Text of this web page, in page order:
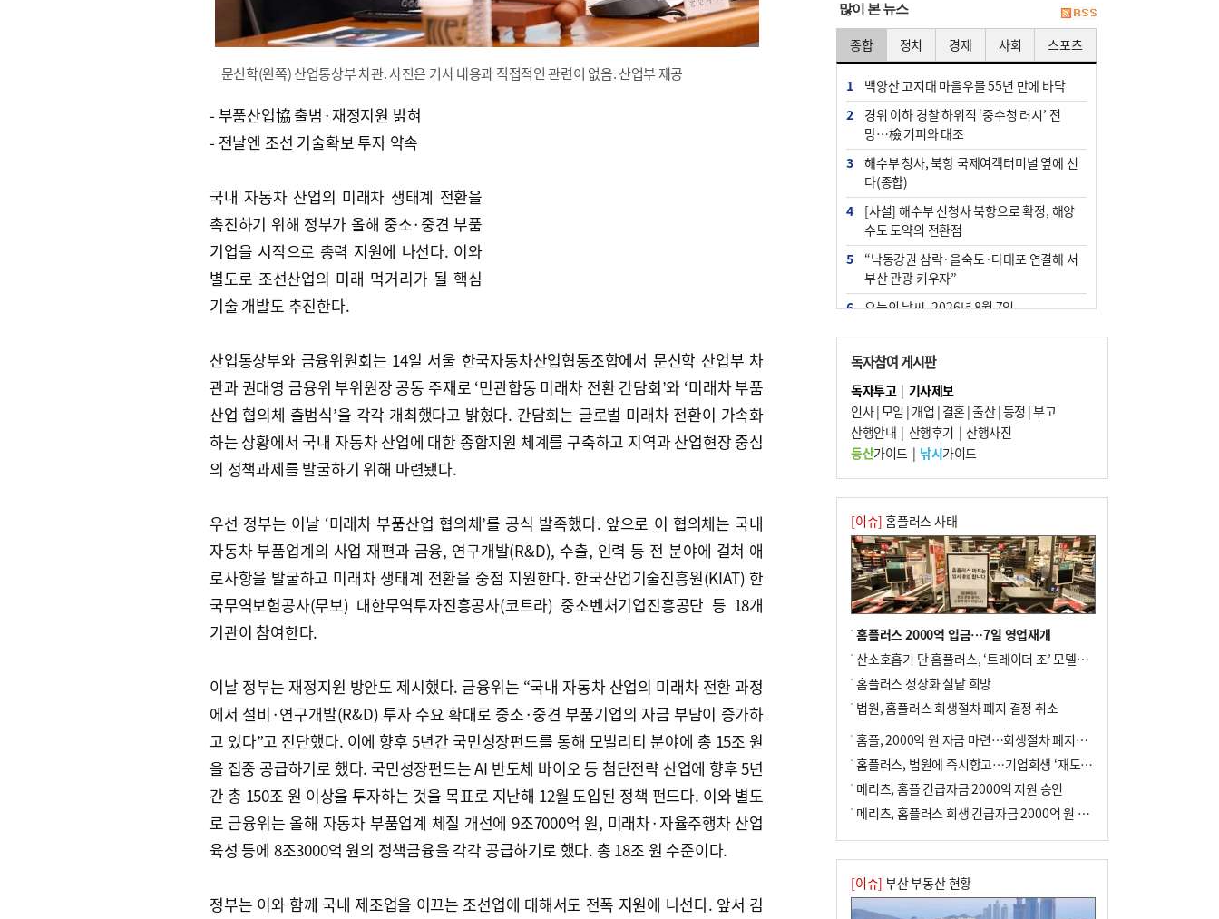
문신학(왼쪽) 산업통상부 차관. 사진은 기사 내용과 직접적인 관련이 없음. 산업부 제공
- 부품산업協 출범·재정지원 밝혀
- 전날엔 조선 기술확보 투자 약속
국내 자동차 산업의 미래차 생태계 전환을
촉진하기 위해 정부가 올해 중소·중견 부품
기업을 시작으로 총력 지원에 나선다. 이와
별도로 조선산업의 미래 먹거리가 될 핵심
기술 개발도 추진한다.
산업통상부와 금융위원회는 14일 서울 한국자동차산업협동조합에서 문신학 산업부 차
관과 권대영 금융위 부위원장 공동 주재로 ‘민관합동 미래차 전환 간담회’와 ‘미래차 부품
산업 협의체 출범식’을 각각 개최했다고 밝혔다. 간담회는 글로벌 미래차 전환이 가속화
하는 상황에서 국내 자동차 산업에 대한 종합지원 체계를 구축하고 지역과 산업현장 중심
의 정책과제를 발굴하기 위해 마련됐다.
우선 정부는 이날 ‘미래차 부품산업 협의체’를 공식 발족했다. 앞으로 이 협의체는 국내
자동차 부품업계의 사업 재편과 금융, 연구개발(R&D), 수출, 인력 등 전 분야에 걸쳐 애
로사항을 발굴하고 미래차 생태계 전환을 중점 지원한다. 한국산업기술진흥원(KIAT) 한
국무역보험공사(무보) 대한무역투자진흥공사(코트라) 중소벤처기업진흥공단 등 18개
기관이 참여한다.
이날 정부는 재정지원 방안도 제시했다. 금융위는 “국내 자동차 산업의 미래차 전환 과정
에서 설비·연구개발(R&D) 투자 수요 확대로 중소·중견 부품기업의 자금 부담이 증가하
고 있다”고 진단했다. 이에 향후 5년간 국민성장펀드를 통해 모빌리티 분야에 총 15조 원
을 집중 공급하기로 했다. 국민성장펀드는 AI 반도체 바이오 등 첨단전략 산업에 향후 5년
간 총 150조 원 이상을 투자하는 것을 목표로 지난해 12월 도입된 정책 펀드다. 이와 별도
로 금융위는 올해 자동차 부품업계 체질 개선에 9조7000억 원, 미래차·자율주행차 산업
육성 등에 8조3000억 원의 정책금융을 각각 공급하기로 했다. 총 18조 원 수준이다.
정부는 이와 함께 국내 제조업을 이끄는 조선업에 대해서도 전폭 지원에 나선다. 앞서 김
많이 본 뉴스
종합 정치 경제 사회 스포츠
1
백양산 고지대 마을우물 55년 만에 바닥
2
경위 이하 경찰 하위직 ‘중수청 러시’ 전
망…檢 기피와 대조
3
해수부 청사, 북항 국제여객터미널 옆에 선
다(종합)
4
[사설] 해수부 신청사 북항으로 확정, 해양
수도 도약의 전환점
5
“낙동강권 삼락·을숙도·다대포 연결해 서
부산 관광 키우자”
6
오늘의 날씨- 2026년 8월 7일
7
부울경 주말부터 비소식…‘극한 폭염’ 한풀
꺾일 듯
8
피란마을 67년 역사인데…전교생 24명 아
미초 통폐합 기로
9
외국인 선원 ‘인신매매 경유지’ 된 부산…
우려가 현실로
10 교육혁신선도지 공모 코앞인데…구·군 난
색에 교육청 ‘쩔쩔’
독자참여 게시판
독자투고| 기사제보
인사|모임 | 개업 | 결혼|출산|동정 |부고
산행안내 | 산행후기 | 산행사진
등산가이드| 낚시가이드
[이슈] 홈플러스 사태
홈플러스 2000억 입금…7일 영업재개
산소호흡기 단 홈플러스, ‘트레이더 조’ 모델로 살아날까
홈플러스 정상화 실낱 희망
법원, 홈플러스 회생절차 폐지 결정 취소
홈플, 2000억 원 자금 마련…회생절차 폐지에 즉시항고(종합)
홈플러스, 법원에 즉시항고…기업회생 ‘재도전’
메리츠, 홈플 긴급자금 2000억 지원 승인
메리츠, 홈플러스 회생 긴급자금 2000억 원 지원 승인
[이슈] 부산 부동산 현황